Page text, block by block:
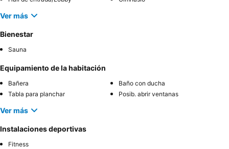
Ver más
Bienestar
Sauna
Equipamiento de la habitación
Bañera
Baño con ducha
Tabla para planchar
Posib. abrir ventanas
Ver más
Instalaciones deportivas
Fitness